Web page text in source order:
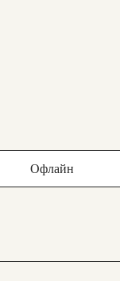
Офлайн